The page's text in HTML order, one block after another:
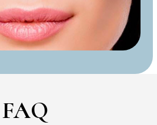
FAQ